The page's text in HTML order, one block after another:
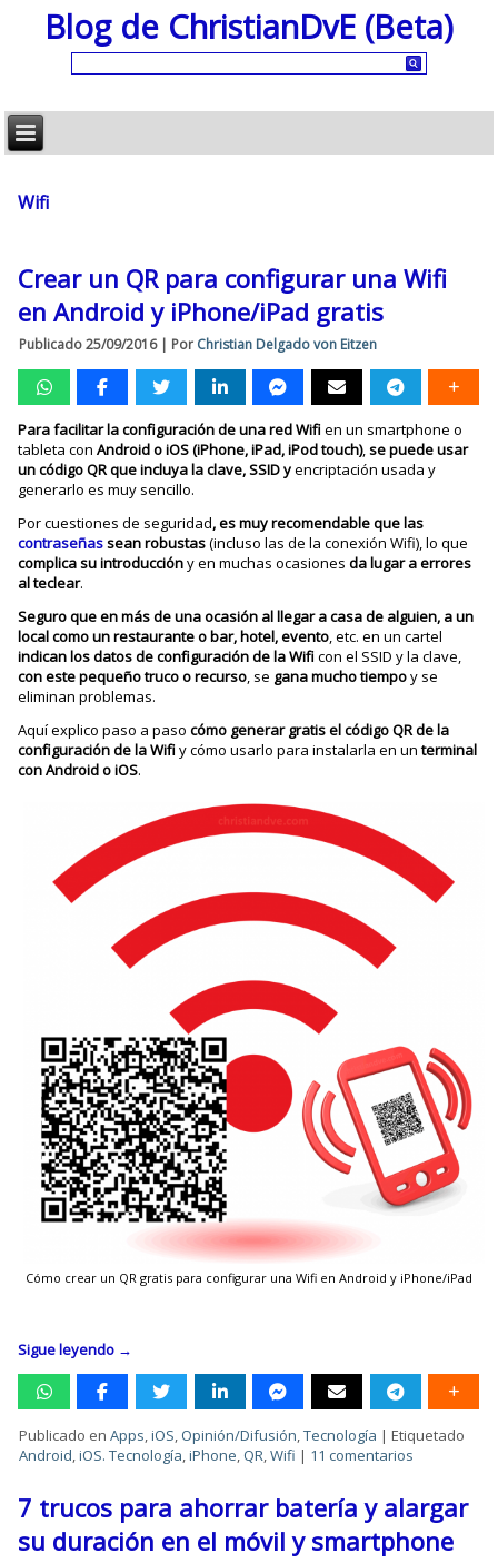
Blog de ChristianDvE (Beta)
Wifi
Crear un QR para configurar una Wifi
en Android y iPhone/iPad gratis
Publicado 25/09/2016| Por Christian Delgado von Eitzen
Para facilitar la configuración de una red Wifien un smartphone o
tableta conAndroid o iOS (iPhone, iPad, iPod touch),se puede usar
un código QR que incluya la clave, SSID yencriptación usada y
generarlo es muy sencillo.
Por cuestiones de seguridad, es muy recomendable que las
contraseñassean robustas(incluso las de la conexión Wifi), lo que
complica su introduccióny en muchas ocasionesda lugar a errores
al teclear.
Seguro que en más de una ocasión al llegar a casa de alguien, a un
local como un restaurante o bar, hotel, evento, etc. en un cartel
indican los datos de configuración de la Wificon el SSID y la clave,
con este pequeño truco o recurso, se gana mucho tiempoy se
eliminan problemas.
Aquí explico paso a pasocómo generar gratis el código QR de la
configuración de la Wifiy cómo usarlo para instalarla en unterminal
con Android o iOS.
Cómo crear un QR gratis para configurar una Wifi en Android y iPhone/iPad
Sigue leyendo →
Publicado en Apps,iOS, Opinión/Difusión,Tecnología |Etiquetado
Android,iOS. Tecnología,iPhone, QR,Wifi | 11 comentarios
7 trucos para ahorrar batería y alargar
su duración en el móvil y smartphone